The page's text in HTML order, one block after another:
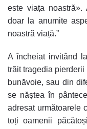
este viața
doar la anumite
noastră viață.”
A încheiat invitând
trăit tragedia
bunăvoie, sau din
se năștea în
adresat următoarele
toți oamenii